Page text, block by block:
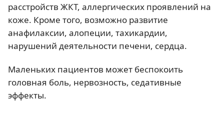
расстройств ЖКТ, аллергических проявлений на
коже. Кроме того, возможно развитие
анафилаксии, алопеции, тахикардии,
нарушений деятельности печени, сердца.
Маленьких пациентов может беспокоить
головная боль, нервозность, седативные
эффекты.